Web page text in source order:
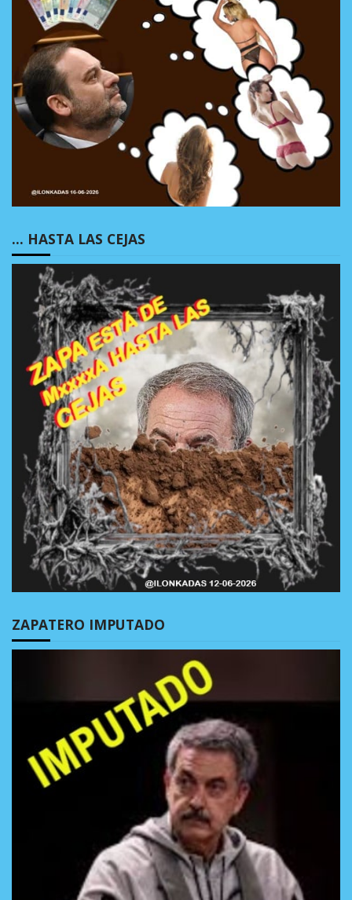
… HASTA LAS CEJAS
ZAPATERO IMPUTADO